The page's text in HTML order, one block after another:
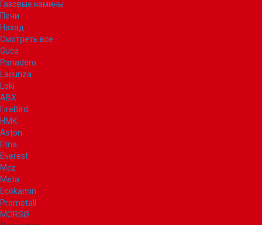
Газовые камины
Печи
Назад
Смотреть все
Guca
Panadero
Lacunza
Loki
ABX
FireBird
НМК
Aston
Etna
Everest
Mcz
Meta
Ecokamin
Prometall
MORSØ